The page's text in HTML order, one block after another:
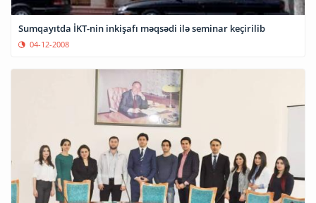
Sumqayıtda İKT-nin inkişafı məqsədi ilə seminar keçirilib
04-12-2008